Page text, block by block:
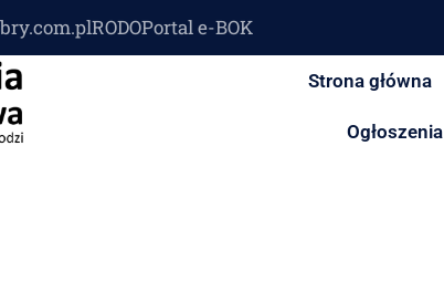
RODOPortal e-BOK
Strona główna
Ogłoszenia